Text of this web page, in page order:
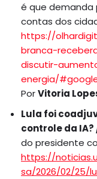
é que
contas dos
https://
branca-
discutir-
energia/
PorVitoria
Lula foi
controle da IA?
do presidente
https://
sa/2026/02/25/